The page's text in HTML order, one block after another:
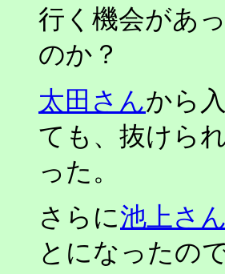
行く機会があ
のか？
太田さんから入
ても、抜けら
った。
さらに池上さん
とになったの